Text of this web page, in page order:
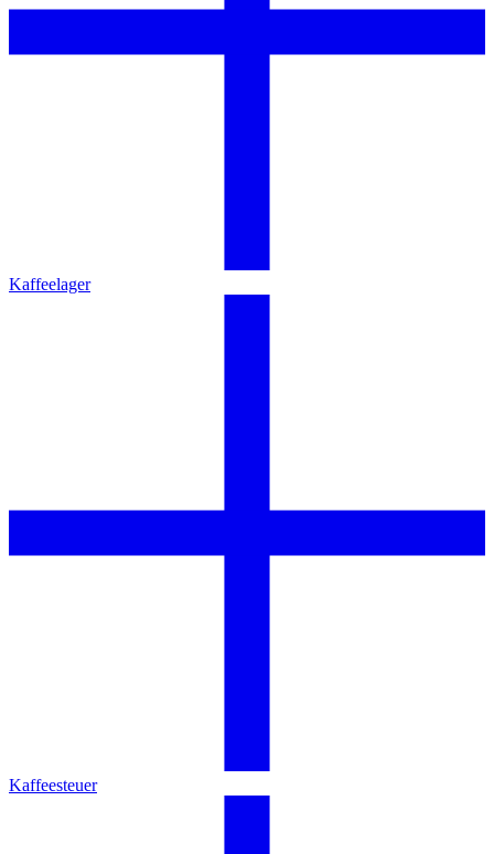
Kaffeelager
Kaffeesteuer